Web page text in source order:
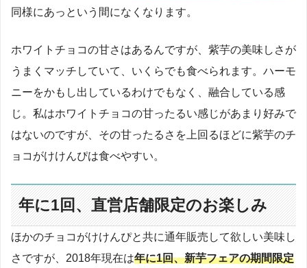
同様にあっという間になくなります。
ホワイトチョコの甘さはあるんですが、紫芋の美味しさが
うまくマッチしていて、いくらでも食べられます。ハーモ
ニーをかもし出しているわけでもなく、融合している感
じ。私はホワイトチョコの甘ったるい感じがあまり好みで
はないのですが、その甘ったるさを上回るほどに紫芋のチ
ョコがけけんぴは食べやすい。
年に1回、直営店舗限定のお楽しみ
ほかのチョコがけけんぴと共に通年販売して欲しい美味し
さですが、2018年現在は年に1回、新芋フェアの期間限定